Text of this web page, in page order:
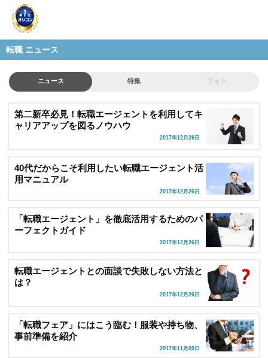
転職 ニュース
ニュース 特集 フォト
第二新卒必見！転職エージェントを利用してキ
ャリアアップを図るノウハウ
2017年12月26日
40代だからこそ利用したい転職エージェント活
用マニュアル
2017年12月26日
「転職エージェント」を徹底活用するためのパ
ーフェクトガイド
2017年12月26日
転職エージェントとの面談で失敗しない方法と
は？
2017年12月26日
「転職フェア」にはこう臨む！服装や持ち物、
事前準備を紹介
2017年11月09日